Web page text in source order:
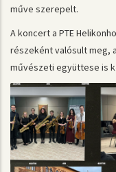
műve szerepelt.
A koncert a PTE
részeként valósult meg,
művészeti együttese is